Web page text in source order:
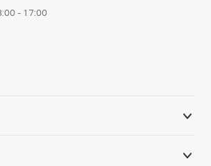
- 17:00